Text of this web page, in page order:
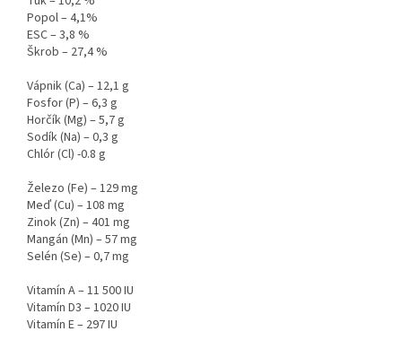
Popol – 4,1%
ESC – 3,8 %
Škrob – 27,4 %
Vápnik (Ca) – 12,1 g
Fosfor (P) – 6,3 g
Horčík (Mg) – 5,7 g
Sodík (Na) – 0,3 g
Chlór (Cl) -0.8 g
Železo (Fe) – 129 mg
Meď (Cu) – 108 mg
Zinok (Zn) – 401 mg
Mangán (Mn) – 57 mg
Selén (Se) – 0,7 mg
Vitamín A – 11 500 IU
Vitamín D3 – 1020 IU
Vitamín E – 297 IU